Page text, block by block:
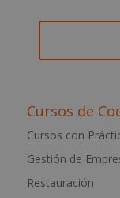
Para más
t
r
n
a
Cursos de
Cursos con
Gestión de
Restauración